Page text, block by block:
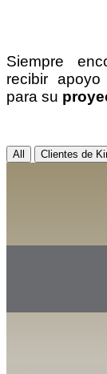
Siempre
recibir
para su
All Clientes de